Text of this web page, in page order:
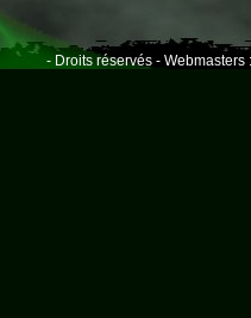
- Droits réservés - Webmasters